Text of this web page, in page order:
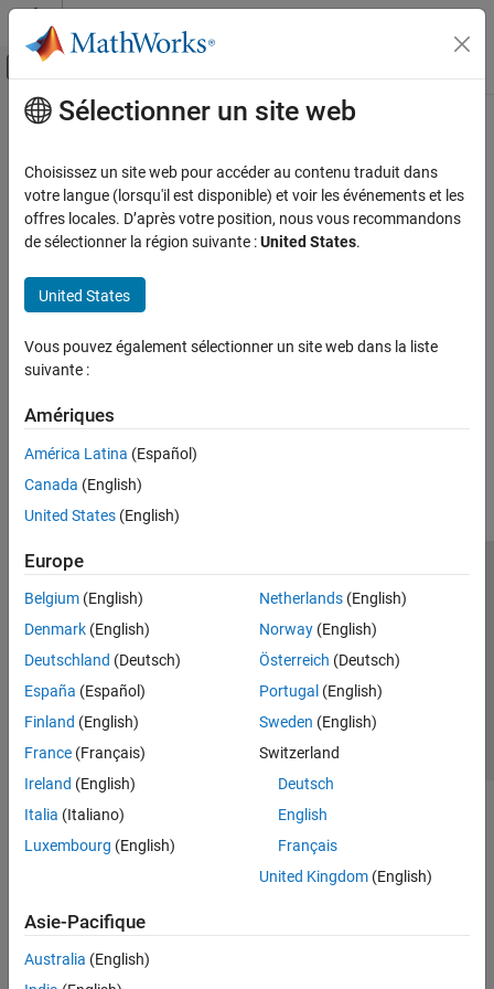
Passer au contenu
Activer/désactiver l'affichage du menu
Accueil de la documentation
Contenu principal
How useful was this information?
Sélectionner un site web
Choisissez un site web pour accéder au contenu traduit dans
votre langue (lorsqu'il est disponible) et voir les événements et les
offres locales. D’après votre position, nous vous recommandons
de sélectionner la région suivante :United States.
United States
Vous pouvez également sélectionner un site web dans la liste
suivante :
Amériques
América Latina (Español)
Canada (English)
United States (English)
Europe
Belgium (English)
Denmark (English)
Deutschland (Deutsch)
España (Español)
Finland (English)
France (Français)
Ireland (English)
Italia (Italiano)
Luxembourg (English)
Netherlands(English)
Norway(English)
Österreich (Deutsch)
Portugal (English)
Sweden (English)
Switzerland
Deutsch
English
Français
United Kingdom(English)
Asie-Pacifique
Australia (English)
Lutte anti-piratage
Contacts locaux
© 1994-2026 The MathWorks, Inc.